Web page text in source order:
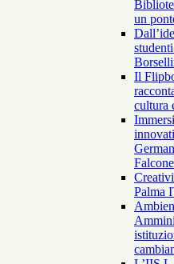
un
Il
cultura
Palma